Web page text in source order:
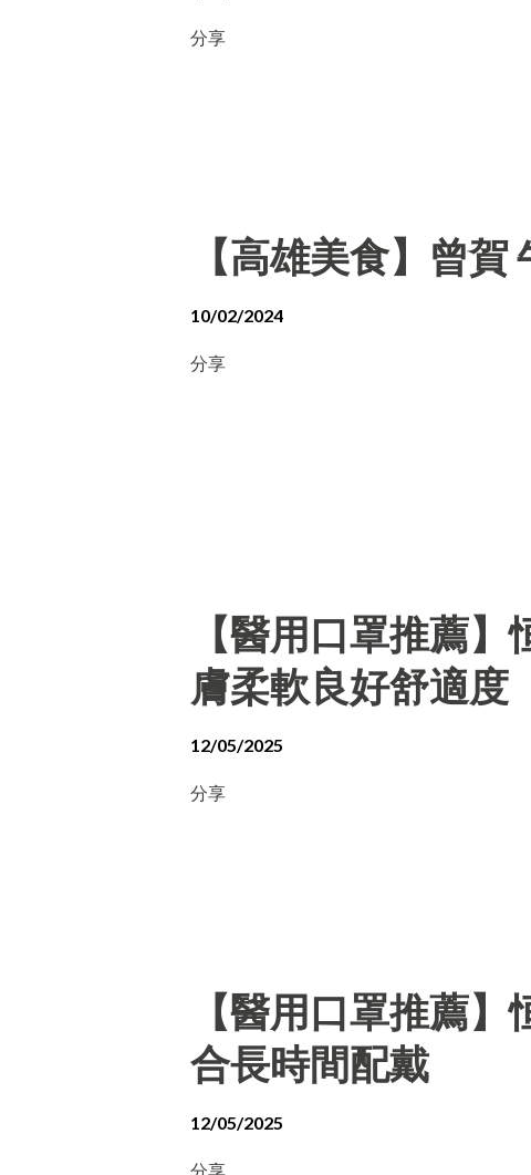
分享
【高雄美食】曾
10/02/2024
分享
【醫用口罩推薦
膚柔軟良好舒適度
12/05/2025
分享
【醫用口罩推薦
合長時間配戴
12/05/2025
分享